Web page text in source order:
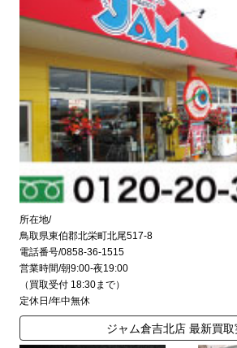
所在地/
鳥取県東伯郡北栄町北尾517-8
電話番号/0858-36-1515
営業時間/朝9:00-夜19:00
（買取受付 18:30まで）
定休日/年中無休
ジャム倉吉北店 最新買